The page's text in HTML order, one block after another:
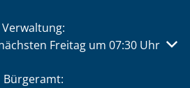
Verwaltung:
oder Schließzeiten
Freitag um 07:30 Uhr
Bürgeramt: